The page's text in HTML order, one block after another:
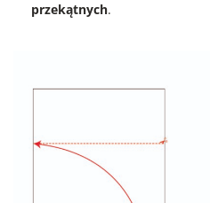
przekątnych.